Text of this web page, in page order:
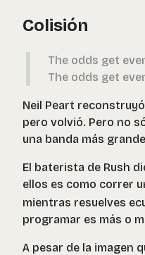
Colisión
The odds get
The odds get
Neil Peart
pero volvió. Pero no
una banda más
El baterista de Rush
ellos es como correr
mientras resuelves
programar es más o
A pesar de la imagen